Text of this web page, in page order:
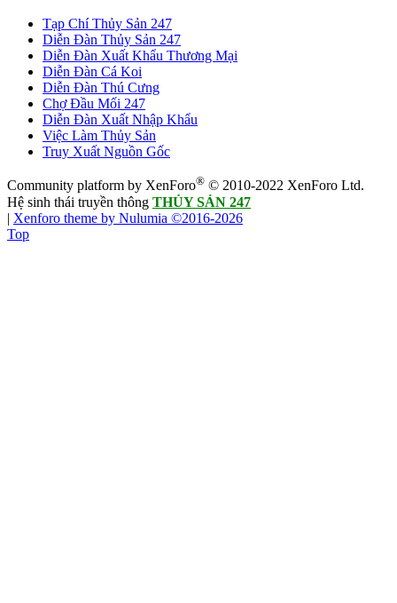
Tạp Chí Thủy Sản 247
Diễn Đàn Thủy Sản 247
Diễn Đàn Xuất Khẩu Thương Mại
Diễn Đàn Cá Koi
Diễn Đàn Thú Cưng
Chợ Đầu Mối 247
Diễn Đàn Xuất Nhập Khẩu
Việc Làm Thủy Sản
Truy Xuất Nguồn Gốc
Community platform by XenForo® © 2010-2022 XenForo Ltd.
Hệ sinh thái truyền thông THỦY SẢN 247
| Xenforo theme by Nulumia ©2016-2026
Top